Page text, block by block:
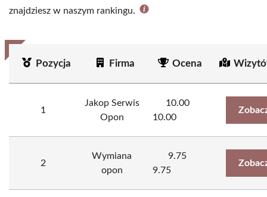
znajdziesz w naszym rankingu.
Pozycja Firma Ocena
1
Jakop Serwis
Opon
10.00
10.00
2
Wymiana
opon
9.75
9.75